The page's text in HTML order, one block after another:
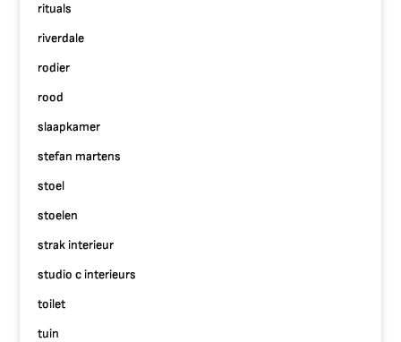
rituals
riverdale
rodier
rood
slaapkamer
stefan martens
stoel
stoelen
strak interieur
studio c interieurs
toilet
tuin